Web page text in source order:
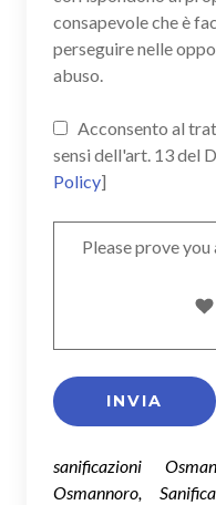
consapevole che è
perseguire nelle
abuso.
Acconsento al
sensi dell'art. 13 del
Policy]
Please prove
sanificazioni
Osmannoro,